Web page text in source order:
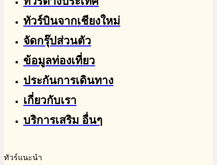
ทัวร์บินจากเชียงใหม่
จัดกรุ๊ปส่วนตัว
ข้อมูลท่องเที่ยว
ประกันการเดินทาง
เกี่ยวกับเรา
บริการเสริม อื่นๆ
ทัวร์แนะนำ